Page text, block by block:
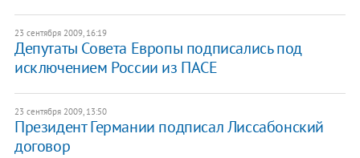
23 сентября 2009, 16:19
Депутаты Совета Европы подписались под
исключением России из ПАСЕ
23 сентября 2009, 13:50
Президент Германии подписал Лиссабонский
договор